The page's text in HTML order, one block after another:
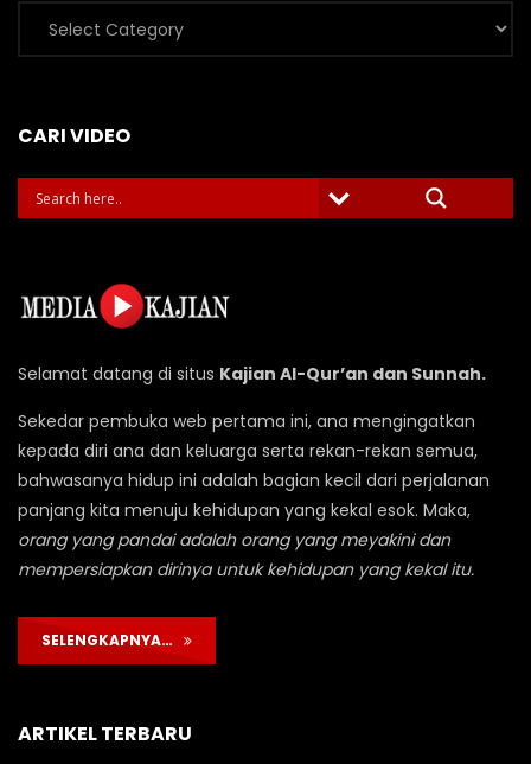
Kategori
Video
CARI VIDEO
Selamat datang di situs Kajian Al-Qur’an dan Sunnah.
Sekedar pembuka web pertama ini, ana mengingatkan
kepada diri ana dan keluarga serta rekan-rekan semua,
bahwasanya hidup ini adalah bagian kecil dari perjalanan
panjang kita menuju kehidupan yang kekal esok. Maka,
orang yang pandai adalah orang yang meyakini dan
mempersiapkan dirinya untuk kehidupan yang kekal itu.
SELENGKAPNYA…
ARTIKEL TERBARU